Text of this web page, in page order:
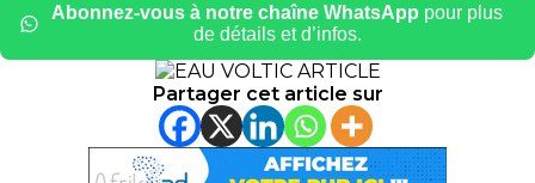
Abonnez-vous à notre chaîne WhatsApp pour plus
de détails et d’infos.
Partager cet article sur